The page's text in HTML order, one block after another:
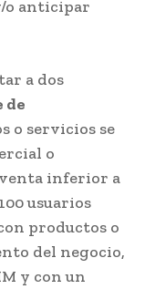
o anticipar
a dos
de
o servicios se
o
inferior a
usuarios
productos o
del negocio,
y con un